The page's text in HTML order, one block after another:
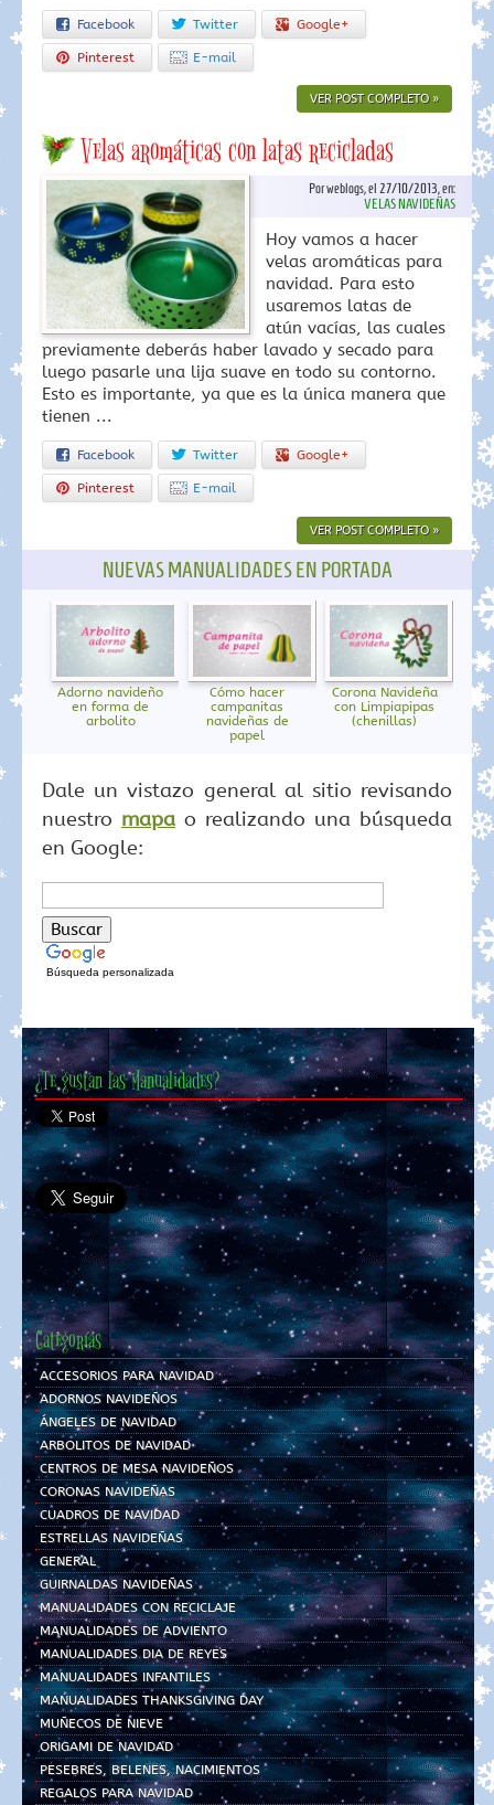
Facebook Twitter Google+
Pinterest E-mail
VER POST COMPLETO »
Velas aromáticas con latas recicladas
Por weblogs, el 27/10/2013, en:
VELAS NAVIDEÑAS
Hoy vamos a hacer
velas aromáticas para
navidad. Para esto
usaremos latas de
atún vacías, las cuales
previamente deberás haber lavado y secado para
luego pasarle una lija suave en todo su contorno.
Esto es importante, ya que es la única manera que
tienen ...
Facebook Twitter Google+
Pinterest E-mail
VER POST COMPLETO »
NUEVAS MANUALIDADES EN PORTADA
Adorno navideño
en forma de
arbolito
Cómo hacer
campanitas
navideñas de
papel
Corona Navideña
con Limpiapipas
(chenillas)
Dale un vistazo general al sitio revisando
nuestro mapa o realizando una búsqueda
en Google:
Búsqueda personalizada
¿Te gustan las Manualidades?
Categorías
ACCESORIOS PARA NAVIDAD
ADORNOS NAVIDEÑOS
ÁNGELES DE NAVIDAD
ARBOLITOS DE NAVIDAD
CENTROS DE MESA NAVIDEÑOS
CORONAS NAVIDEÑAS
CUADROS DE NAVIDAD
ESTRELLAS NAVIDEÑAS
GENERAL
GUIRNALDAS NAVIDEÑAS
MANUALIDADES CON RECICLAJE
MANUALIDADES DE ADVIENTO
MANUALIDADES DIA DE REYES
MANUALIDADES INFANTILES
MANUALIDADES THANKSGIVING DAY
MUÑECOS DE NIEVE
ORIGAMI DE NAVIDAD
PESEBRES, BELENES, NACIMIENTOS
REGALOS PARA NAVIDAD